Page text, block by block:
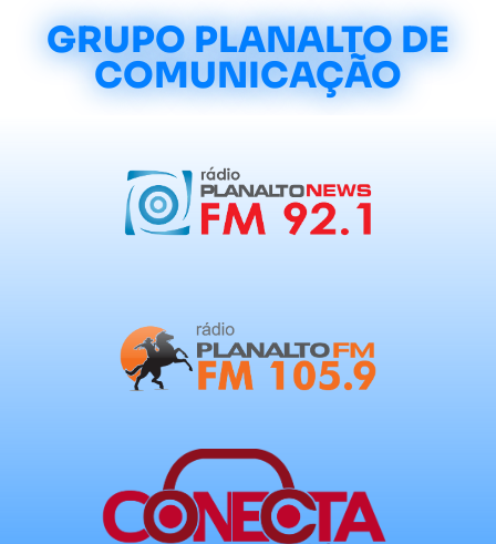
GRUPO PLANALTO DE
COMUNICAÇÃO